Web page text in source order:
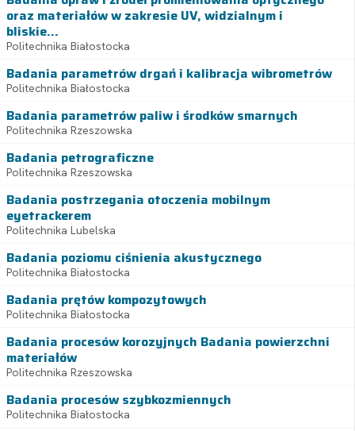
oraz materiałów w zakresie UV, widzialnym i
bliskie...
Politechnika Białostocka
Badania parametrów drgań i kalibracja wibrometrów
Politechnika Białostocka
Badania parametrów paliw i środków smarnych
Politechnika Rzeszowska
Badania petrograficzne
Politechnika Rzeszowska
Badania postrzegania otoczenia mobilnym
eyetrackerem
Politechnika Lubelska
Badania poziomu ciśnienia akustycznego
Politechnika Białostocka
Badania prętów kompozytowych
Politechnika Białostocka
Badania procesów korozyjnych Badania powierzchni
materiałów
Politechnika Rzeszowska
Badania procesów szybkozmiennych
Politechnika Białostocka